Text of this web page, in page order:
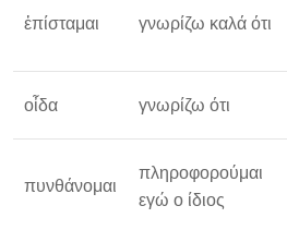
ἐπίσταμαι γνωρίζω καλά ότι
οἶδα γνωρίζω ότι
πυνθάνομαι
πληροφορούμαι
εγώ ο ίδιος